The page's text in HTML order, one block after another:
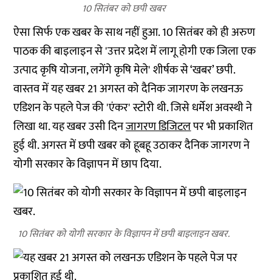
10 सितंबर को छपी खबर
ऐसा सिर्फ एक खबर के साथ नहीं हुआ. 10 सितंबर को ही अरुण
पाठक की बाइलाइन से 'उत्तर प्रदेश में लागू होगी एक जिला एक
उत्पाद कृषि योजना, लगेंगे कृषि मेले' शीर्षक से ‘खबर’ छपी.
वास्तव में यह खबर 21 अगस्त को दैनिक जागरण के लखनऊ
एडिशन के पहले पेज की 'एंकर' स्टोरी थी. जिसे धर्मेश अवस्थी ने
लिखा था. यह खबर उसी दिनजागरण डिजिटलपर भी प्रकाशित
हुई थी. अगस्त में छपी खबर को हूबहू उठाकर दैनिक जागरण ने
योगी सरकार के विज्ञापन में छाप दिया.
10 सितंबर को योगी सरकार के विज्ञापन में छपी बाइलाइन खबर.